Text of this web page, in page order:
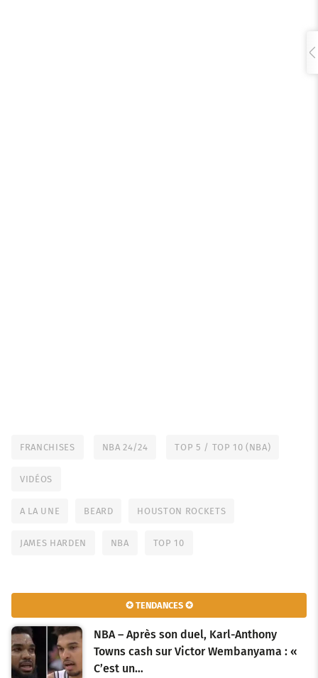
FRANCHISES NBA 24/24 TOP 5 / TOP 10 (NBA)
VIDÉOS
A LA UNE BEARD HOUSTON ROCKETS
JAMES HARDEN NBA TOP 10
✪ TENDANCES ✪
NBA – Après son duel, Karl-Anthony
Towns cash sur Victor Wembanyama : «
C’est un…